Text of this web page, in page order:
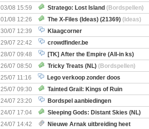
Kapitein Boe
(Bordspellen)
03/08 15:59 Stratego: Lost Island (Bordspellen)
01/08 12:26
The X-Files (Ideas) (21369) (Ideas)
30/07 12:39
Klaagcorner
29/07 22:42
crowdfinder.be
28/07 09:48
[TK] After the Empire (All-in ks)
26/07 08:50
Tricky Treats (NL) (Bordspellen)
25/07 11:16
Lego verkoop zonder doos
25/07 09:30
Tainted Grail: Kings of Ruin
Uitbreiding: Wyrd Encounters(Bordspellen)
24/07 23:20
Bordspel aanbiedingen
24/07 17:04
Sleeping Gods: Distant Skies (NL)
(Bordspellen)
24/07 14:42
Nieuwe Arnak uitbreiding heet